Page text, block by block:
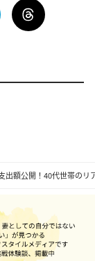
出額公開！40代世帯のリ